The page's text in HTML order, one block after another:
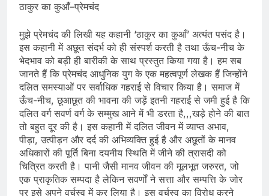
ठाकुर का कुआंँ–प्रेमचंद
मुझे प्रेमचंद की लिखी यह कहानी ‘ठाकुर का कुआँ’ अत्यंत पसंद है।
इस कहानी में अछूत संदर्भ को ही संस्पर्श करती है तथा ऊँच-नीच के
भेदभाव को बड़ी ही बारीकी के साथ प्रस्तुत किया गया है। हम सब
जानते हैं कि प्रेमचंद आधुनिक युग के एक महत्वपूर्ण लेखक हैं जिन्होंने
दलित समस्याओं पर सर्वाधिक गहराई से विचार किया है। समाज में
ऊँच-नीच, छूआछूत की भावना की जड़ें इतनी गहराई से जमी हुई है कि
दलित वर्ग सवर्ण वर्ग के सम्मुख आने में भी डरता है,,,खड़े होने की बात
तो बहुत दूर की है। इस कहानी में दलित जीवन में व्याप्त अभाव,
पीड़ा, उत्पीड़न और दर्द की अभिव्यक्ति हुई है और अछूतों के मानव
अधिकारों की पूर्ति बिना दयनीय स्थिति में जीने की त्रासदी को
चित्रित करती है। पानी जैसी मानव जीवन की मूलभूत जरुरत, जो
एक प्राकृतिक सम्पदा है लेकिन सवर्णों ने सत्ता और सम्पत्ति के जोर
पर इसे अपने वर्चस्व में कर लिया है। इस वर्चस्व का विरोध करने